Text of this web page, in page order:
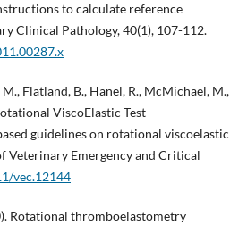
to calculate reference
Clinical Pathology, 40(1), 107-112.
Flatland, B., Hanel, R., McMichael, M.,
ViscoElastic Test
guidelines on rotational viscoelastic
Veterinary Emergency and Critical
vec.12144
Rotational thromboelastometry